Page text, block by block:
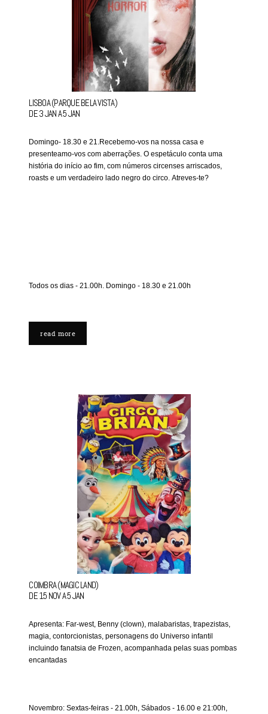
LISBOA (PARQUE BELA VISTA)
DE 3 JAN A 5 JAN
Domingo- 18.30 e 21.Recebemo-vos na nossa casa e
presenteamo-vos com aberrações. O espetáculo conta uma
história do início ao fim, com números circenses arriscados,
roasts e um verdadeiro lado negro do circo. Atreves-te?
Todos os dias - 21.00h. Domingo - 18.30 e 21.00h
read more
COIMBRA (MAGIC LAND)
DE 15 NOV A 5 JAN
Apresenta: Far-west, Benny (clown), malabaristas, trapezistas,
magia, contorcionistas, personagens do Universo infantil
incluindo fanatsia de Frozen, acompanhada pelas suas pombas
encantadas
Novembro: Sextas-feiras - 21.00h, Sábados - 16.00 e 21:00h,